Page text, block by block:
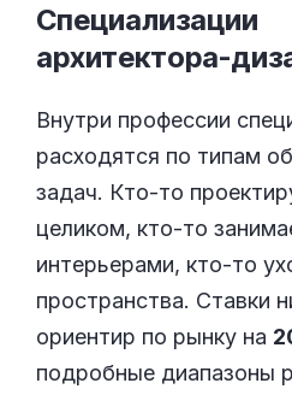
Специализации
архитектора-
Внутри профессии
расходятся по типам
задач. Кто-то
целиком, кто-то
интерьерами, кто-то
пространства. Ставки
ориентир по рынку на
подробные диапазоны